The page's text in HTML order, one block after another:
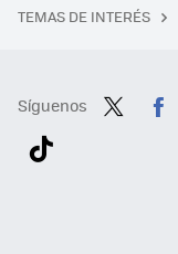
TEMAS DE INTERÉS
Síguenos